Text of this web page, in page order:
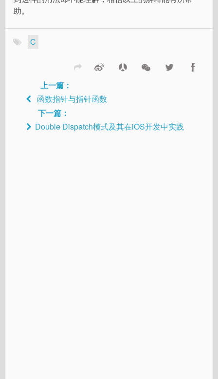
助。
C
上一篇：
函数指针与指针函数
下一篇：
Double Dispatch模式及其在iOS开发中实践